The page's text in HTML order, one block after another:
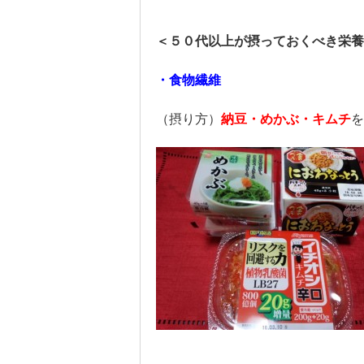
＜５０代以上が摂っておくべき栄
・食物繊維
（摂り方） 納豆・めかぶ・キムチ